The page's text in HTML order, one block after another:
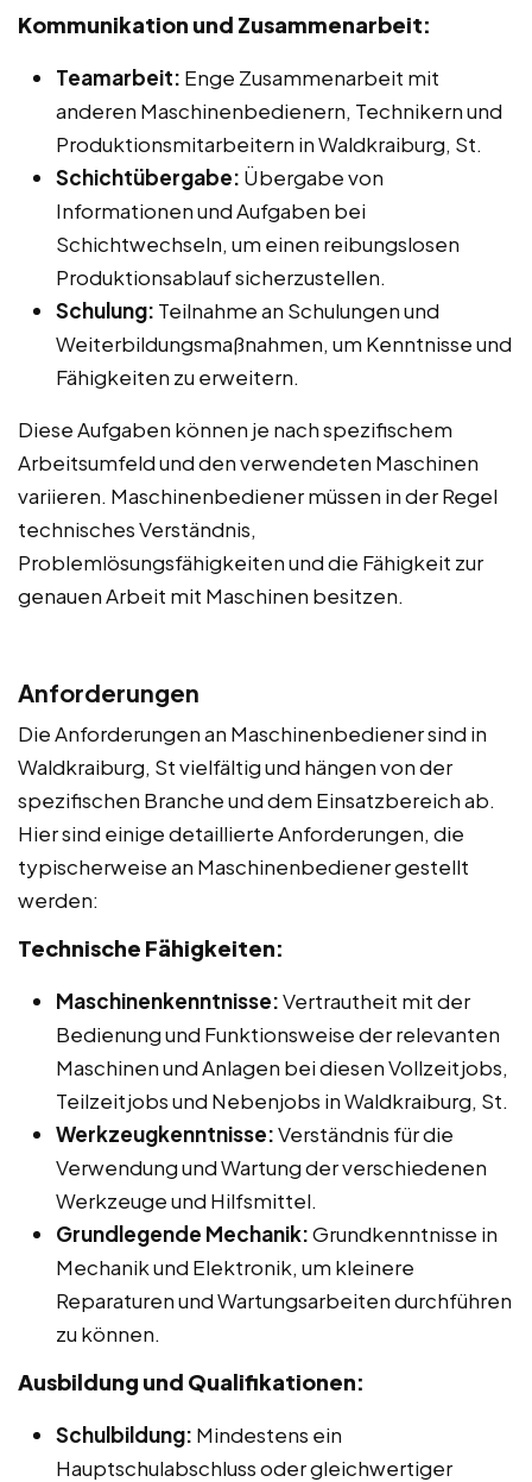
Kommunikation und Zusammenarbeit:
Teamarbeit: Enge Zusammenarbeit mit
anderen Maschinenbedienern, Technikern und
Produktionsmitarbeitern in Waldkraiburg, St.
Schichtübergabe: Übergabe von
Informationen und Aufgaben bei
Schichtwechseln, um einen reibungslosen
Produktionsablauf sicherzustellen.
Schulung: Teilnahme an Schulungen und
Weiterbildungsmaßnahmen, um Kenntnisse und
Fähigkeiten zu erweitern.
Diese Aufgaben können je nach spezifischem
Arbeitsumfeld und den verwendeten Maschinen
variieren. Maschinenbediener müssen in der Regel
technisches Verständnis,
Problemlösungsfähigkeiten und die Fähigkeit zur
genauen Arbeit mit Maschinen besitzen.
Anforderungen
Die Anforderungen an Maschinenbediener sind in
Waldkraiburg, St vielfältig und hängen von der
spezifischen Branche und dem Einsatzbereich ab.
Hier sind einige detaillierte Anforderungen, die
typischerweise an Maschinenbediener gestellt
werden:
Technische Fähigkeiten:
Maschinenkenntnisse:Vertrautheit mit der
Bedienung und Funktionsweise der relevanten
Maschinen und Anlagen bei diesen Vollzeitjobs,
Teilzeitjobs und Nebenjobs in Waldkraiburg, St.
Werkzeugkenntnisse:Verständnis für die
Verwendung und Wartung der verschiedenen
Werkzeuge und Hilfsmittel.
Grundlegende Mechanik:Grundkenntnisse in
Mechanik und Elektronik, um kleinere
Reparaturen und Wartungsarbeiten durchführen
zu können.
Ausbildung und Qualifikationen:
Schulbildung: Mindestens ein
Hauptschulabschluss oder gleichwertiger